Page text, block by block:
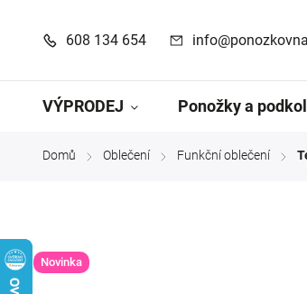
608 134 654
VÝPRODEJ Ponožky a
Domů / Oblečení / Funkční oblečení /
Novinka